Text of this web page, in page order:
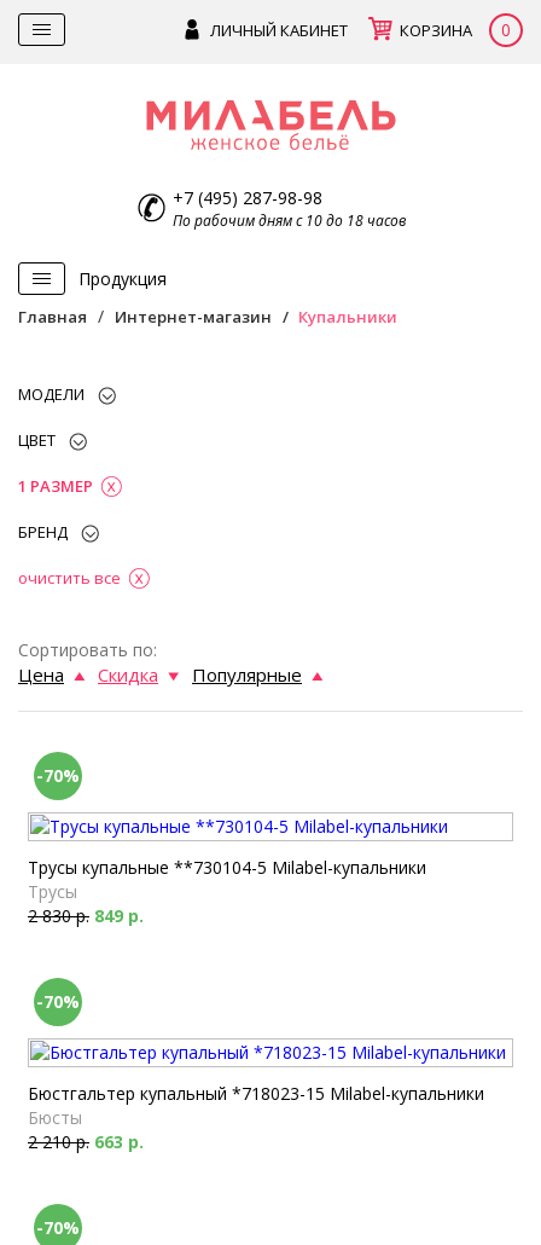
ЛИЧНЫЙ КАБИНЕТ КОРЗИНА 0
+7 (495) 287-98-98
По рабочим дням с 10 до 18 часов
Продукция
Главная Интернет-магазин Купальники
МОДЕЛИ
ЦВЕТ
1 РАЗМЕР
БРЕНД
очистить все
Сортировать по:
Цена Скидка Популярные
-70%
Трусы купальные **730104-5 Milabel-купальники
Трусы
2 830 р. 849 р.
-70%
Бюстгальтер купальный *718023-15 Milabel-купальники
Бюсты
2 210 р. 663 р.
-70%